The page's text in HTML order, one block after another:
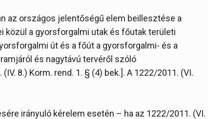
az országos jelentőségű elem beillesztése a
közül a gyorsforgalmi utak és főutak területi
út és a főút a gyorsforgalmi- és a
és nagytávú tervéről szóló
8.) Korm. rend. 1. § (4) bek.]. A 1222/2011. (VI.
irányuló kérelem esetén – ha az 1222/2011. (VI.